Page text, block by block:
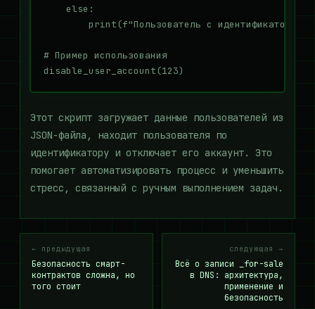
    else:
print(f"Пользователь с идентификатором
# Пример использования
Этот скрипт загружает данные пользователей из
JSON-файла, находит пользователя по
идентификатору и отключает его аккаунт. Это
помогает автоматизировать процесс и уменьшить
стресс, связанный с ручным выполнением задач.
← предыдущая
Безопасность смарт-
контрактов сложна, но
того стоит
следующая →
Всё о записи _for-sale
в DNS: архитектура,
применение и
безопасность